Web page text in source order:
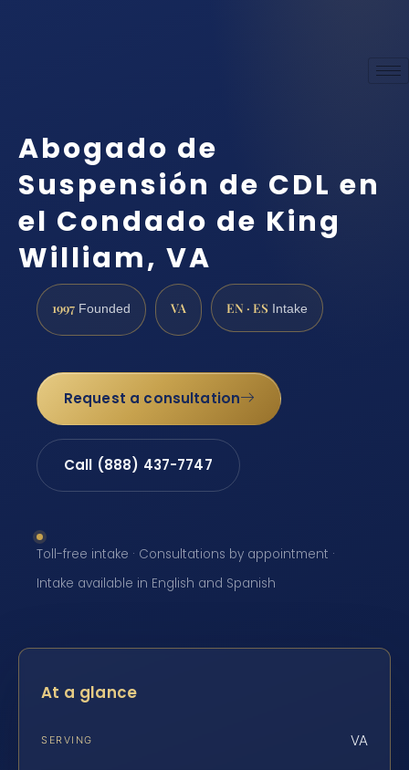
Abogado de
Suspensión de CDL en
el Condado de King
William, VA
1997 Founded VA EN · ES Intake
Request a consultation
Call (888) 437-7747
Toll-free intake · Consultations by appointment ·
Intake available in English and Spanish
At a glance
SERVING VA